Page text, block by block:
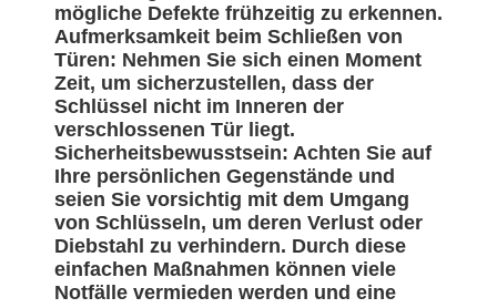
mögliche Defekte frühzeitig zu erkennen.
Aufmerksamkeit beim Schließen von
Türen: Nehmen Sie sich einen Moment
Zeit, um sicherzustellen, dass der
Schlüssel nicht im Inneren der
verschlossenen Tür liegt.
Sicherheitsbewusstsein: Achten Sie auf
Ihre persönlichen Gegenstände und
seien Sie vorsichtig mit dem Umgang
von Schlüsseln, um deren Verlust oder
Diebstahl zu verhindern. Durch diese
einfachen Maßnahmen können viele
Notfälle vermieden werden und eine